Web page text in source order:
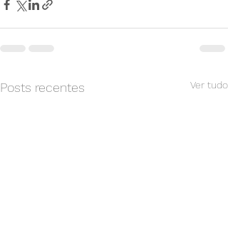
Posts recentes Ver tudo